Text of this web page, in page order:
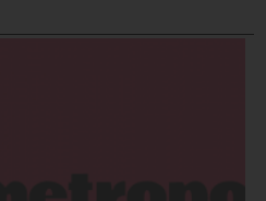
inspired by white